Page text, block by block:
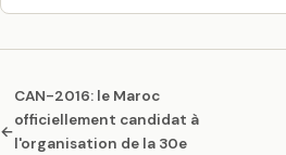
←
CAN-2016: le Maroc
officiellement candidat à
l'organisation de la 30e